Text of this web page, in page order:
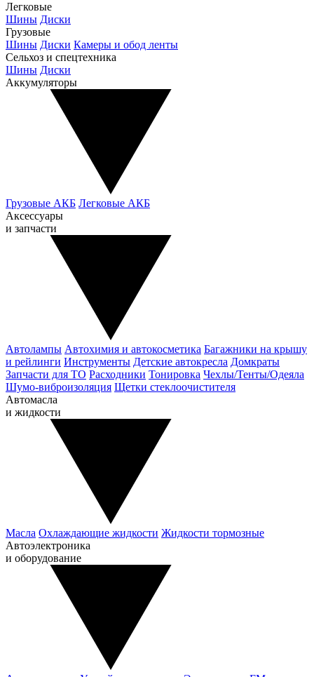
Легковые
Шины Диски
Грузовые
Шины Диски Камеры и обод ленты
Сельхоз и спецтехника
Шины Диски
Аккумуляторы
Грузовые АКБ Легковые АКБ
Аксессуары
и запчасти
Автолампы Автохимия и автокосметика Багажники на крышу
и рейлинги Инструменты Детские автокресла Домкраты
Запчасти для ТО Расходники Тонировка Чехлы/Тенты/Одеяла
Шумо-виброизоляция Щетки стеклоочистителя
Автомасла
и жидкости
Масла Охлаждающие жидкости Жидкости тормозные
Автоэлектроника
и оборудование